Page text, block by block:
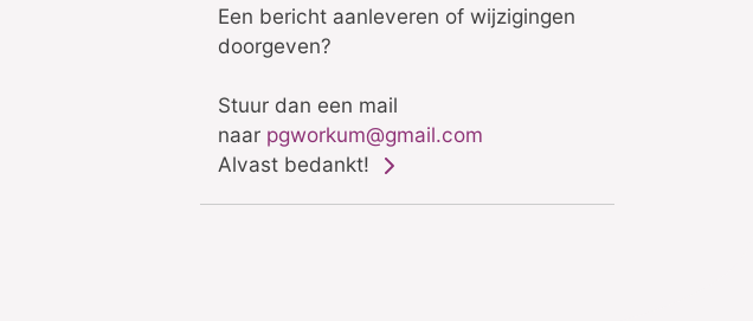
Een bericht aanleveren of wijzigingen
doorgeven?
Stuur dan een mail
naar pgworkum@gmail.com
Alvast bedankt!